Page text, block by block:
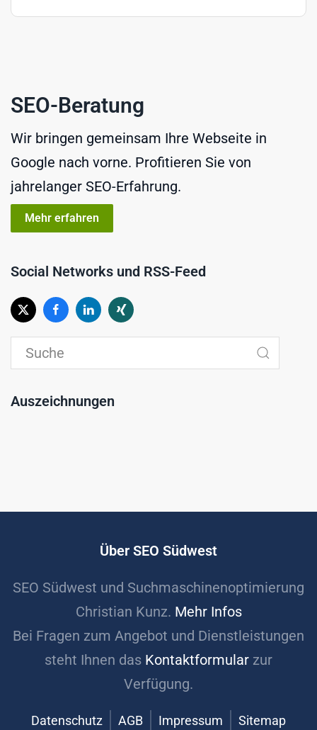
SEO-Beratung
Wir bringen gemeinsam Ihre Webseite in
Google nach vorne. Profitieren Sie von
jahrelanger SEO-Erfahrung.
Mehr erfahren
Social Networks und RSS-Feed
Auszeichnungen
Über SEO Südwest
SEO Südwest und Suchmaschinenoptimierung
Christian Kunz. Mehr Infos
Bei Fragen zum Angebot und Dienstleistungen
steht Ihnen das Kontaktformular zur
Verfügung.
Datenschutz AGB Impressum Sitemap